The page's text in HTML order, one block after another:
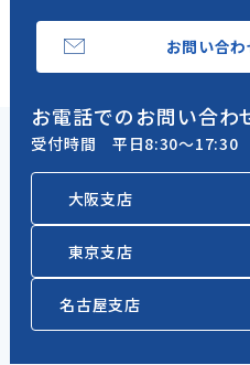
お問い合
お電話でのお問い合わ
受付時間 平日8:30～17:30
大阪支店
東京支店
名古屋支店